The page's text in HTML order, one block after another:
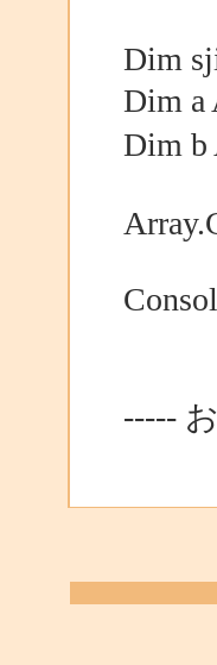
Dim
Dim a
Dim b
-----